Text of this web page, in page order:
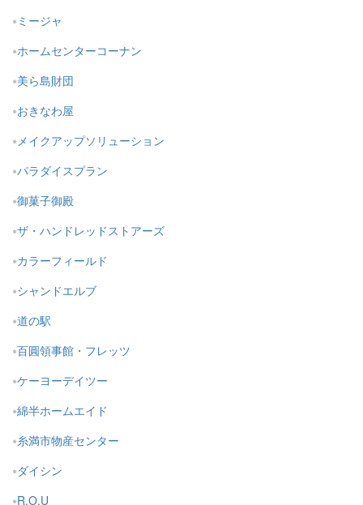
ミージャ
ホームセンターコーナン
美ら島財団
おきなわ屋
メイクアップソリューション
パラダイスプラン
御菓子御殿
ザ・ハンドレッドストアーズ
カラーフィールド
シャンドエルブ
道の駅
百圓領事館・フレッツ
ケーヨーデイツー
綿半ホームエイド
糸満市物産センター
ダイシン
R.O.U